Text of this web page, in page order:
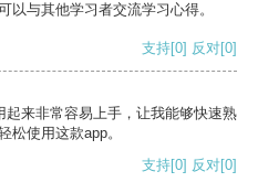
以与其他学习者交流学习心得。
支持[0] 反对[0]
来非常容易上手，让我能够快速熟
松使用这款app。
支持[0] 反对[0]